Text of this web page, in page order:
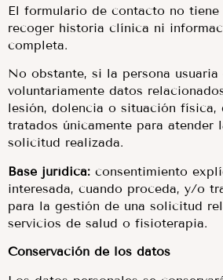
El formulario de contacto no
recoger historia clínica ni
completa.
No obstante, si la persona usuaria
voluntariamente datos
lesión, dolencia o situación física,
tratados únicamente para atender
solicitud realizada.
Base jurídica: consentimiento
interesada, cuando proceda, y/o
para la gestión de una solicitud
servicios de salud o fisioterapia.
Conservación de los datos